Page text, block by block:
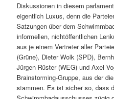
Diskussionen in diesem
eigentlich Luxus, denn die
Satzungen über dem
informellen, nichtöffentlichen
aus je einem Vertreter aller
(Grüne), Dieter Wolk (SPD),
Jürgen Rüster (WEG) und Axel
Brainstorming-Gruppe, aus der
stammen. Es ist sicher so, dass